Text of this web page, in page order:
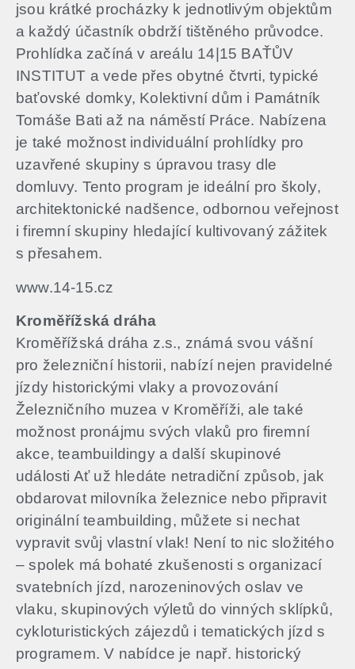
jsou krátké procházky k jednotlivým objektům
a každý účastník obdrží tištěného průvodce.
Prohlídka začíná v areálu 14|15 BAŤŮV
INSTITUT a vede přes obytné čtvrti, typické
baťovské domky, Kolektivní dům i Památník
Tomáše Bati až na náměstí Práce. Nabízena
je také možnost individuální prohlídky pro
uzavřené skupiny s úpravou trasy dle
domluvy. Tento program je ideální pro školy,
architektonické nadšence, odbornou veřejnost
i firemní skupiny hledající kultivovaný zážitek
s přesahem.
www.14-15.cz
Kroměřížská dráha
Kroměřížská dráha z.s., známá svou vášní
pro železniční historii, nabízí nejen pravidelné
jízdy historickými vlaky a provozování
Železničního muzea v Kroměříži, ale také
možnost pronájmu svých vlaků pro firemní
akce, teambuildingy a další skupinové
události​ Ať už hledáte netradiční způsob, jak
obdarovat milovníka železnice nebo připravit
originální teambuilding, můžete si nechat
vypravit svůj vlastní vlak!​ Není to nic složitého
– spolek má bohaté zkušenosti s organizací
svatebních jízd, narozeninových oslav ve
vlaku, skupinových výletů do vinných sklípků,
cykloturistických zájezdů i tematických jízd ​s
programem. V nabídce je např. historický